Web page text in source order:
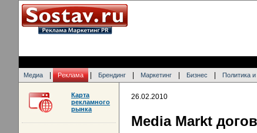
Медиа Реклама Брендинг Маркетинг Бизнес Политика
26.02.2010
Media Markt
Карта
рекламного
рынка